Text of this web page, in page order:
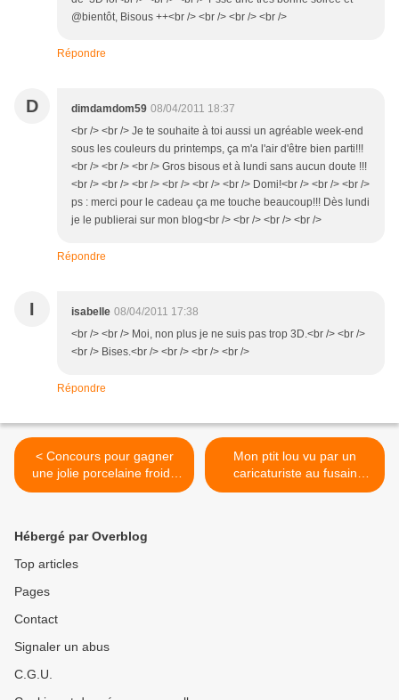
@bientôt, Bisous ++<br /> <br /> <br /> <br />
Répondre
D dimdamdom59 08/04/2011 18:37
<br /> <br /> Je te souhaite à toi aussi un agréable week-end
sous les couleurs du printemps, ça m'a l'air d'être bien parti!!!
<br /> <br /> <br /> Gros bisous et à lundi sans aucun doute !!!
<br /> <br /> <br /> <br /> <br /> <br /> Domi!<br /> <br /> <br />
ps : merci pour le cadeau ça me touche beaucoup!!! Dès lundi
je le publierai sur mon blog<br /> <br /> <br /> <br />
Répondre
I isabelle 08/04/2011 17:38
<br /> <br /> Moi, non plus je ne suis pas trop 3D.<br /> <br />
<br /> Bises.<br /> <br /> <br /> <br />
Répondre
< Concours pour gagner
une jolie porcelaine froide
chez Isa
Mon ptit lou vu par un
caricaturiste au fusain
[concours inside] >
Hébergé par Overblog
Top articles
Pages
Contact
Signaler un abus
C.G.U.